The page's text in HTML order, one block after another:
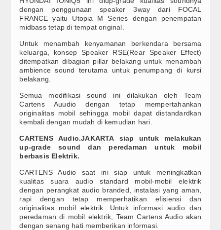
dengan penggunaan speaker 3way dari FOCAL
FRANCE yaitu Utopia M Series dengan penempatan
midbass tetap di tempat original.
Untuk menambah kenyamanan berkendara bersama
keluarga, konsep Speaker RSE(Rear Speaker Effect)
ditempatkan dibagian pillar belakang untuk menambah
ambience sound terutama untuk penumpang di kursi
belakang.
Semua modifikasi sound ini dilakukan oleh Team
Cartens Auudio dengan tetap mempertahankan
originalitas mobil sehingga mobil dapat distandardkan
kembali dengan mudah di kemudian hari.
CARTENS Audio.JAKARTA siap untuk
melakukan
up-grade
sound
dan peredaman untuk mobil
berbasis Elektrik.
CARTENS Audio saat ini siap untuk meningkatkan
kualitas suara audio standard mobil-mobil elektrik
dengan perangkat audio branded, instalasi yang aman,
rapi dengan tetap memperhatikan efisiensi dan
originalitas mobil elektrik. Untuk informasi audio dan
peredaman di mobil elektrik, Team Cartens Audio akan
dengan senang hati memberikan informasi.